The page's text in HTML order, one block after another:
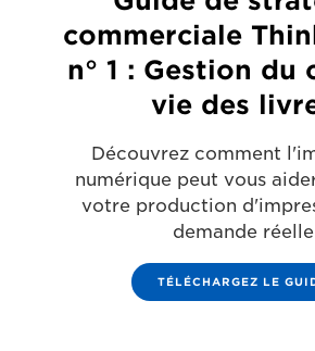
commerciale
n° 1 : Gestion du
vie des
Découvrez comment
numérique peut vous
votre production
demande réelle
TÉLÉCHARGEZ LE